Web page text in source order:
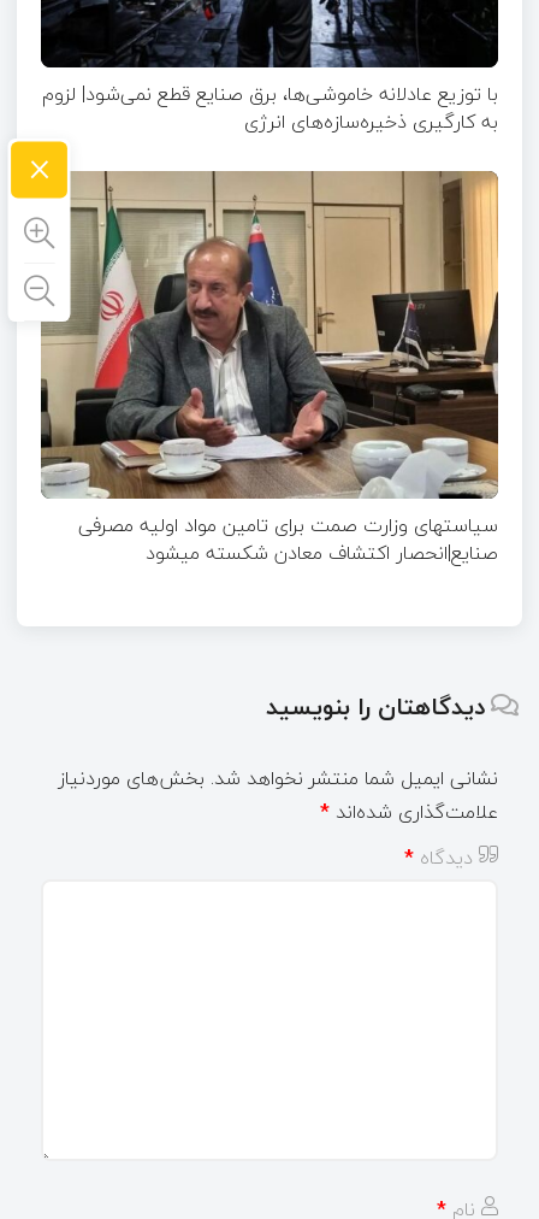
با توزیع عادلانه خاموشی‌ها، برق صنایع قطع نمی‌شود| لزوم
به کارگیری ذخیره‌سازه‌های انرژی
سیاستهای وزارت صمت برای تامین مواد اولیه مصرفی
صنایع|انحصار اکتشاف معادن شکسته میشود
دیدگاهتان را بنویسید
نشانی ایمیل شما منتشر نخواهد شد. بخش‌های موردنیاز
علامت‌گذاری شده‌اند *
دیدگاه *
نام *
×